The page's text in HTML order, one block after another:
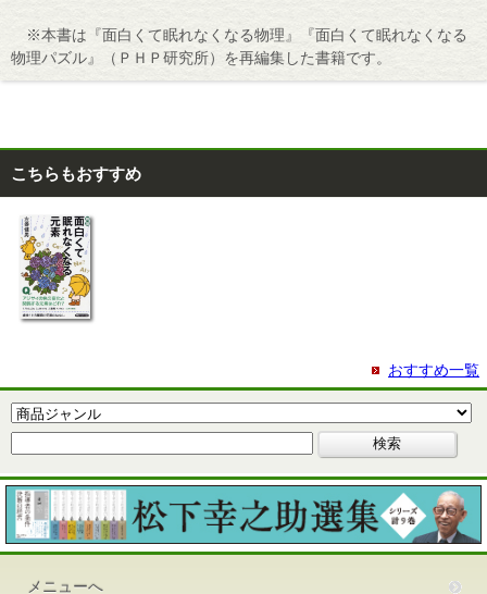
※本書は『面白くて眠れなくなる物理』『面白くて眠れなくなる
物理パズル』（ＰＨＰ研究所）を再編集した書籍です。
こちらもおすすめ
おすすめ一覧
メニューへ